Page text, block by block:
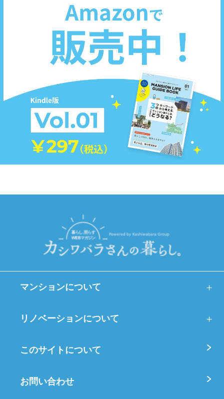
マンションについて
リノベーションについて
このサイトについて
お問い合わせ